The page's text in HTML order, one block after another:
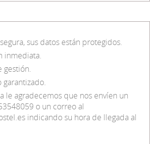
sus datos están protegidos.
inmediata.
gestión.
le agradecemos que nos envíen un
o un correo al
indicando su hora de llegada al